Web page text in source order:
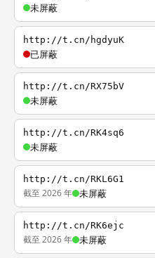
未屏蔽
http://t.cn/hgdyuK
已屏蔽
http://t.cn/RX75bV
未屏蔽
http://t.cn/RK4sq6
未屏蔽
http://t.cn/RKL6G1
截至 2026 年 未屏蔽
http://t.cn/RK6ejc
截至 2026 年 未屏蔽